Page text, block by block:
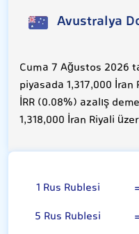
Avustralya
Cuma 7 Ağustos 2026
piyasada 1,317,000
İRR (0.08%) azalış
1,318,000 İran Riyali
1 Rus Rublesi
5 Rus Rublesi